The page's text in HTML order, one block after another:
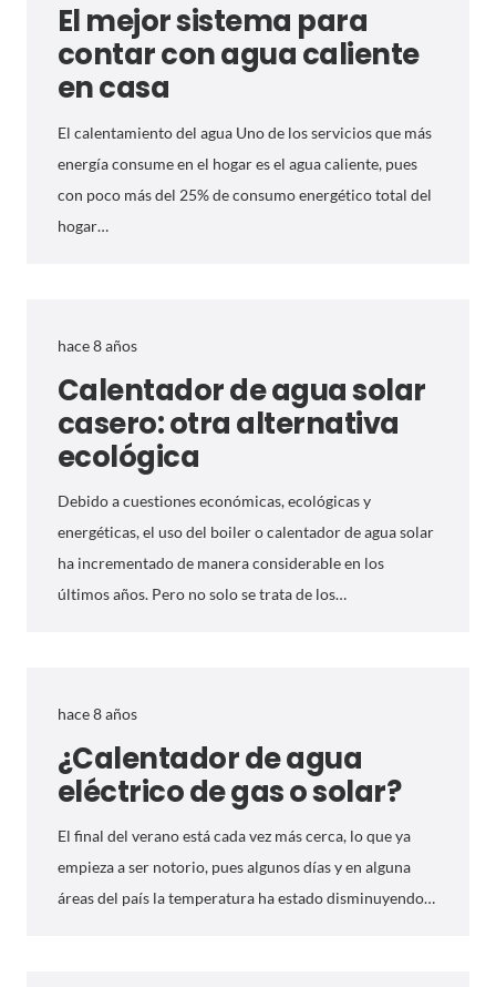
El mejor sistema para
contar con agua caliente
en casa
El calentamiento del agua Uno de los servicios que más
energía consume en el hogar es el agua caliente, pues
con poco más del 25% de consumo energético total del
hogar…
hace 8 años
Calentador de agua solar
casero: otra alternativa
ecológica
Debido a cuestiones económicas, ecológicas y
energéticas, el uso del boiler o calentador de agua solar
ha incrementado de manera considerable en los
últimos años. Pero no solo se trata de los…
hace 8 años
¿Calentador de agua
eléctrico de gas o solar?
El final del verano está cada vez más cerca, lo que ya
empieza a ser notorio, pues algunos días y en alguna
áreas del país la temperatura ha estado disminuyendo…